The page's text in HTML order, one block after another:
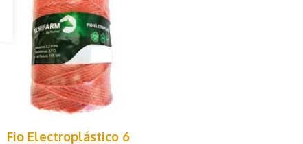
Fio Electroplástico 6